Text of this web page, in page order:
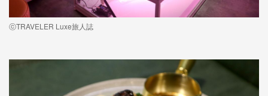
ⓒTRAVELER Luxe旅人誌